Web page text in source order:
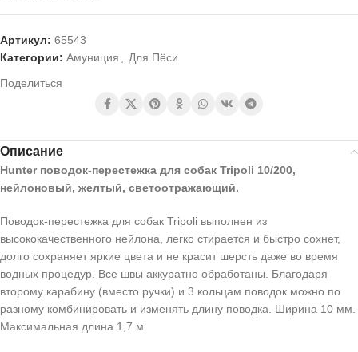
Артикул: 65543
Категории: Амуниция
Для Пёси
Поделиться
Описание
Hunter поводок-перестежка для собак Tripoli 10/200,
нейлоновый, желтый, светоотражающий.
Поводок-перестежка для собак Tripoli выполнен из
высококачественного нейлона, легко стирается и быстро сохнет,
долго сохраняет яркие цвета и не красит шерсть даже во время
водных процедур. Все швы аккуратно обработаны. Благодаря
второму карабину (вместо ручки) и 3 кольцам поводок можно по
разному комбинировать и изменять длину поводка. Ширина 10 мм.
Максимальная длина 1,7 м.